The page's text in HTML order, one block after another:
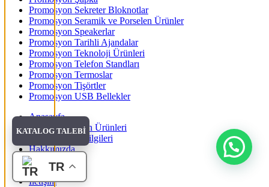
Promosyon Sekreter Bloknotlar
Promosyon Seramik ve Porselen Ürünler
Promosyon Speakerlar
Promosyon Tarihli Ajandalar
Promosyon Teknoloji Ürünleri
Promosyon Telefon Standları
Promosyon Termoslar
Promosyon Tişörtler
Promosyon USB Bellekler
Anasayfa
Tüm Promosyon Ürünleri
Banka Hesap Bilgileri
Hakkımızda
Blog
Katalog Talebi
İletişim
TR
KATALOG TALEBİ